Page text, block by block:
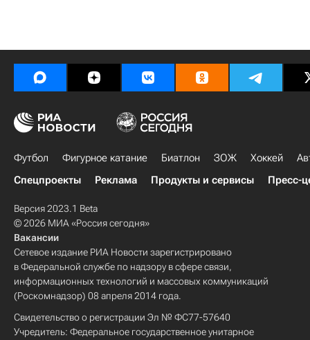
Футбол Фигурное катание Биатлон ЗОЖ Хоккей
Спецпроекты
Реклама Продукты и сервисы Пресс-
Версия 2023.1 Beta
© 2026 МИА «Россия сегодня»
Вакансии
Сетевое издание РИА Новости зарегистрировано
в Федеральной службе по надзору в сфере связи,
информационных технологий и массовых коммуникаций
(Роскомнадзор) 08 апреля 2014 года.
Свидетельство о регистрации Эл № ФС77-57640
Учредитель: Федеральное государственное унитарное